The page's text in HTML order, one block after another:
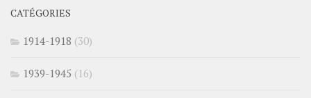
CATÉGORIES
1914-1918 (30)
1939-1945 (16)